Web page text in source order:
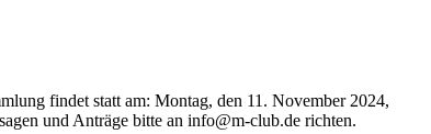
findet statt am: Montag, den 11. November 2024,
und Anträge bitte an info@m-club.de richten.